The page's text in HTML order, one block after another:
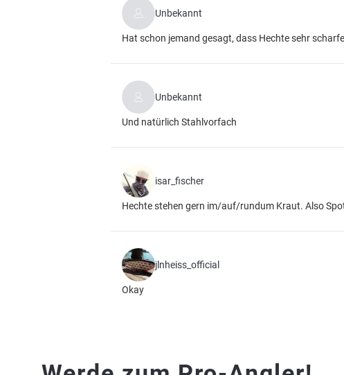
Unbekannt
Hat schon jemand gesagt, dass Hechte sehr
Unbekannt
Und natürlich Stahlvorfach
isar_fischer
Hechte stehen gern im/auf/rundum Kraut. Also
jlnheiss_official
Okay